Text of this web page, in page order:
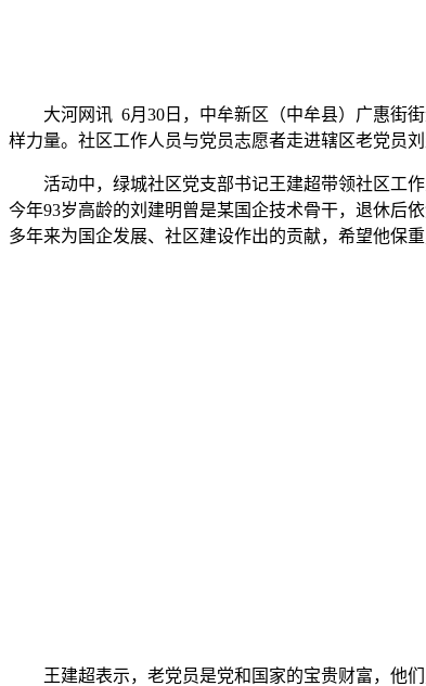
大河网讯 6月30日，中牟新区（中牟县）广惠街
样力量。社区工作人员与党员志愿者走进辖区老党员
活动中，绿城社区党支部书记王建超带领社区工
今年93岁高龄的刘建明曾是某国企技术骨干，退休后
多年来为国企发展、社区建设作出的贡献，希望他保
王建超表示，老党员是党和国家的宝贵财富，他